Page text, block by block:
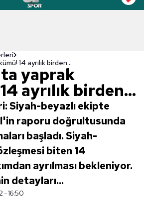
14 ayrılık birden...
yaprak
ayrılık birden...
Siyah-beyazlı ekipte
raporu doğrultusunda
başladı. Siyah-
biten 14
ayrılması bekleniyor.
detayları...
- 16:50